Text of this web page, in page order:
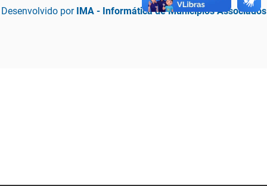
Desenvolvido por IMA - Informática de Municípios Associados